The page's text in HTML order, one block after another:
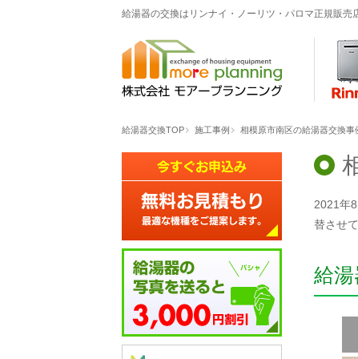
給湯器の交換はリンナイ・ノーリツ・パロマ正規販売
給湯器交換TOP 施工事例 相模原市南区の給湯器交換事
2021年
替させ
給